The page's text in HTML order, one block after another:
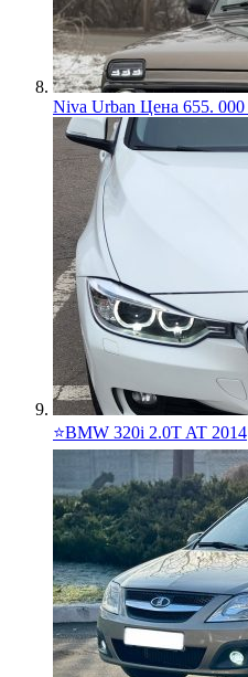
Niva Urban Цена 655.
⭐️BMW 320i 2.0T AT 2014